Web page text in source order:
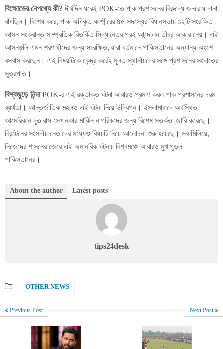
বিক্ষোভের নেপথ্যে কী? দীর্ঘদিন ধরেই POK-তে পাক প্রশাসনের বিরুদ্ধে জনরোষ দানা
বাঁধছিল। বিশেষ করে, পাক অধিকৃত কাশ্মীরের ৪৫ সদস্যের বিধানসভায় ১২টি সংরক্ষিত
আসন সংক্রান্ত সাম্প্রতিক বিতর্কিত সিদ্ধান্তের পরই আন্দোলন তীব্র আকার নেয়। এই
আসনগুলি এমন শরণার্থীদের জন্য সংরক্ষিত, যারা বর্তমানে পাকিস্তানের অন্যান্য অংশে
বসবাস করছেন। এই বিষয়টিকে কেন্দ্র করেই মূলত স্থানীয়দের সঙ্গে প্রশাসনের সংঘাতের
সূত্রপাত।
বিশ্বজুড়ে নিন্দাPOK-র এই রক্তাক্ত ঘটনা আবারও প্রমাণ করল পাক প্রশাসনের চরম
ব্যর্থতা। আন্তর্জাতিক মহলও এই ঘটনা নিয়ে উদ্বিগ্ন। ইসলামাবাদে অবস্থিত
আমেরিকান দূতাবাস সেখানকার মার্কিন নাগরিকদের জন্য বিশেষ সতর্কতা জারি করেছে।
ব্রিটেনের সংসদীয় নেতাদের মধ্যেও বিষয়টি নিয়ে আলোচনা শুরু হয়েছে। সব মিলিয়ে,
নিজেদের শাসনের জেরে এই অমানবিক ঘটনায় বিশ্বমঞ্চে আবারও মুখ পুড়ল
পাকিস্তানের।
About the author Latest posts
tips24desk
OTHER NEWS
Previous Post Next Post